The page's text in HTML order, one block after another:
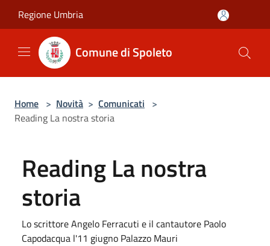
Regione Umbria
Comune di Spoleto
Home > Novità > Comunicati >
Reading La nostra storia
Reading La nostra
storia
Lo scrittore Angelo Ferracuti e il cantautore Paolo
Capodacqua l'11 giugno Palazzo Mauri